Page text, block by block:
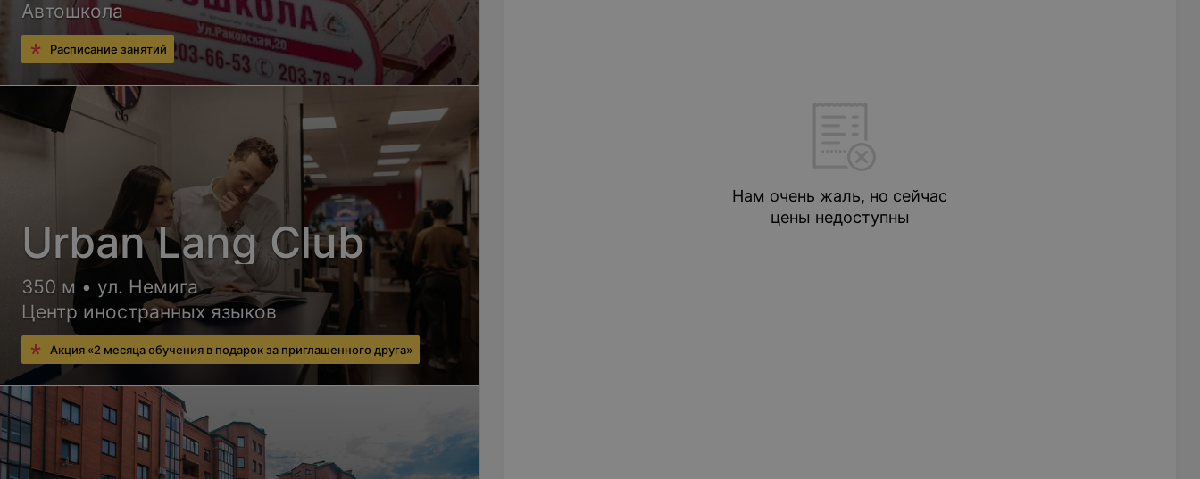
Нам очень жаль, но сейчас
цены недоступны
Автошкола
Расписание занятий
Urban Lang Club
350 м • ул. Немига
Центр иностранных языков
Акция «2 месяца обучения в подарок за приглашенного друга»